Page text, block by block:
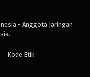
- Anggota Jaringan
.
Kode Etik